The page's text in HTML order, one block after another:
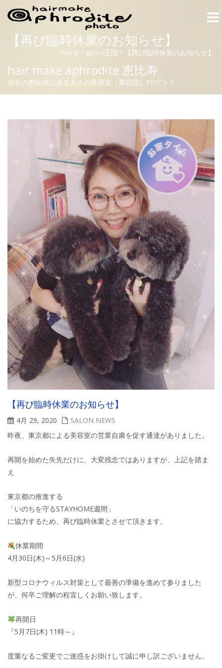
hair make aphrodite 恵比寿
渋谷の恵比寿にある大人の美容室（美容院）ｱﾌﾛﾃﾞｨｰﾃ
【再び臨時休業のお知らせ】
Home / aphro王国 / 【再び臨時休業のお知らせ】
【再び臨時休業のお知らせ】
4月 29, 2020
SALON NEWS
昨夜、東京都による美容室の営業自粛を促す通達がありました。
再開を始めた矢先だけに、大変残念ではありますが、上記を踏ま
え
東京都の推進する
「いのちを守るSTAYHOME週間」
に協力するため、再び臨時休業とさせて頂きます。
休業期間
4月30日(木)～5月6日(水)
新型コロナウィルス対策として最善の準備を進めて参りました
が、何卒ご理解の程宜しくお願い致します。
再開日
『5月7日(木) 11時～』
度重なるご変更でご迷惑をお掛けして誠に申し訳ございません。